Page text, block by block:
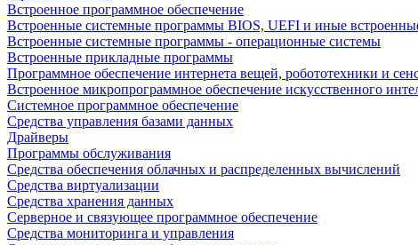
Встроенное программное обеспечение
Встроенные системные программы BIOS, UEFI и иные
Встроенные системные программы - операционные системы
Встроенные прикладные программы
Программное обеспечение интернета вещей, робототехники и
Встроенное микропрограммное обеспечение искусственного
Системное программное обеспечение
Средства управления базами данных
Драйверы
Программы обслуживания
Средства обеспечения облачных и распределенных вычислений
Средства виртуализации
Средства хранения данных
Серверное и связующее программное обеспечение
Средства мониторинга и управления